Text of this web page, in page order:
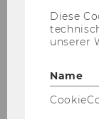
Jänner 2014
Februar 2014
Stück
Diese
unserer
Name